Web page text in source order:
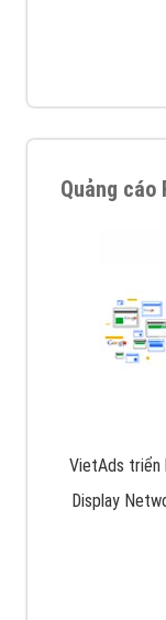
Quảng cáo
VietAds triển
Display